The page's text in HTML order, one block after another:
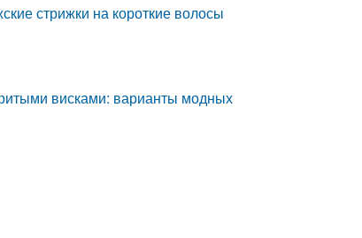
стрижки на короткие волосы
висками: варианты модных